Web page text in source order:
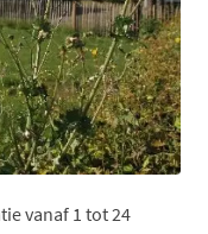
vanaf 1 tot 24